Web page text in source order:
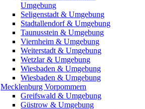
Umgebung
Seligenstadt & Umgebung
Stadtallendorf & Umgebung
Taunusstein & Umgebung
Viernheim & Umgebung
Weiterstadt & Umgebung
Wetzlar & Umgebung
Wiesbaden & Umgebung
Wiesbaden & Umgebung
Mecklenburg Vorpommern
Greifswald & Umgebung
Güstrow & Umgebung